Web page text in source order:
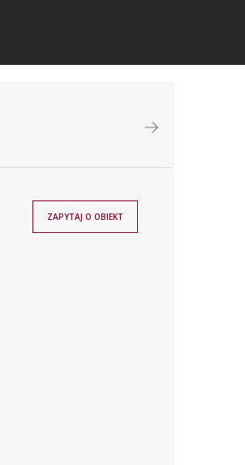
ZAPYTAJ O OBIEKT